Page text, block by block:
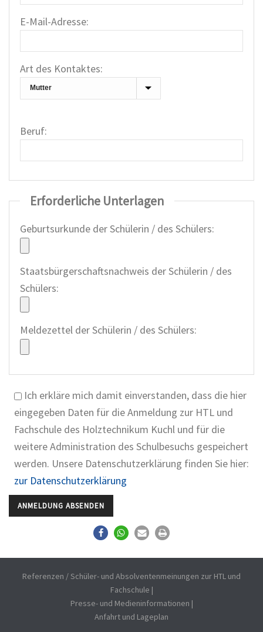
E-Mail-Adresse:
Art des Kontaktes:
Beruf:
Erforderliche Unterlagen
Geburtsurkunde der Schülerin / des Schülers:
Staatsbürgerschaftsnachweis der Schülerin / des
Schülers:
Meldezettel der Schülerin / des Schülers:
Bitte lasse dieses Feld leer.
Ich erkläre mich damit einverstanden, dass die hier
eingegeben Daten für die Anmeldung zur HTL und
Fachschule des Holztechnikum Kuchl und für die
weitere Administration des Schulbesuchs gespeichert
werden. Unsere Datenschutzerklärung finden Sie hier:
zur Datenschutzerklärung
Referenzen / Schüler- und Absolventenmeinungen zur HTL und
Fachschule |
Presse- und Medieninformationen |
Anfahrt und Lageplan